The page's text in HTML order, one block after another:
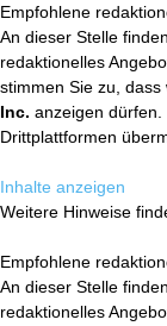
Empfohlene
An dieser Stelle
redaktionelles
stimmen Sie zu,
Inc. anzeigen
Drittplattformen
Inhalte anzeigen
Weitere Hinweise
Empfohlene
An dieser Stelle
redaktionelles